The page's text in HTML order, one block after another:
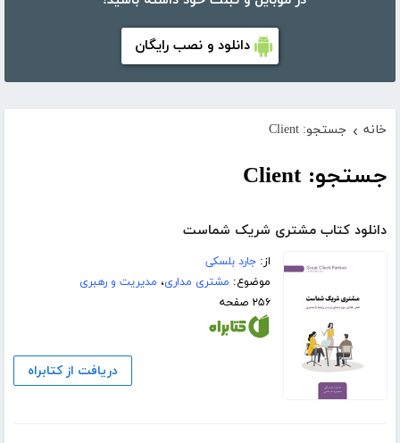
دانلود و نصب رایگان
خانه › جستجو: Client
جستجو: Client
دانلود کتاب مشتری شریک شماست
از:جارد بلسکی
موضوع: مشتری مداری، مدیریت و رهبری
۲۵۶ صفحه
دریافت از کتابراه